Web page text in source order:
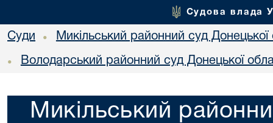
Судова влада
Суди • Микільський районний суд Донецької
• Володарський районний суд Донецької
Микільський